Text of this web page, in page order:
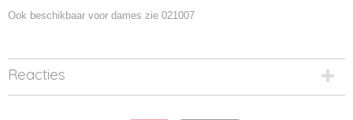
Ook beschikbaar voor dames zie 021007
Reacties